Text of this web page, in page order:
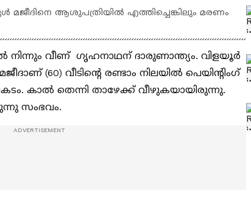
ആശുപത്രിയിൽ എത്തിച്ചെങ്കിലും മരണം
നിന്നും വീണ് ഗൃഹനാഥന് ദാരുണാന്ത്യം. വിളയൂർ
(60) വീടിന്റെ രണ്ടാം നിലയിൽ പെയിന്‍റിംഗ്
കാല്‍ തെന്നി താഴേക്ക് വീഴുകയായിരുന്നു.
സംഭവം.